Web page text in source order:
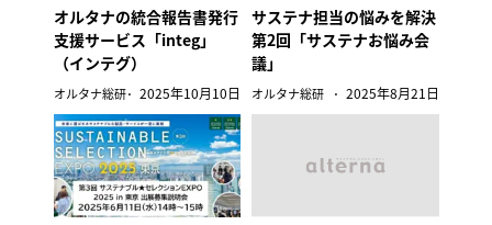
オルタナの統合報告書発行
支援サービス「integ」
（インテグ）
オルタナ総研 2025年10月10日
サステナ担当の悩みを解決
第2回「サステナお悩み会
議」
オルタナ総研 2025年8月21日